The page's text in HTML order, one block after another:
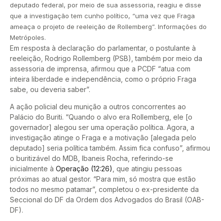
deputado federal, por meio de sua assessoria, reagiu e disse
que a investigação tem cunho político, “uma vez que Fraga
ameaça o projeto de reeleição de Rollemberg”. Informações do
Metrópoles.
Em resposta à declaração do parlamentar, o postulante à
reeleição, Rodrigo Rollemberg (PSB), também por meio da
assessoria de imprensa, afirmou que a PCDF “atua com
inteira liberdade e independência, como o próprio Fraga
sabe, ou deveria saber”.
A ação policial deu munição a outros concorrentes ao
Palácio do Buriti. “Quando o alvo era Rollemberg, ele [o
governador] alegou ser uma operação política. Agora, a
investigação atinge o Fraga e a motivação [alegada pelo
deputado] seria política também. Assim fica confuso”, afirmou
o buritizável do MDB, Ibaneis Rocha, referindo-se
inicialmente à Operação (12:26) , que atingiu pessoas
próximas ao atual gestor. “Para mim, só mostra que estão
todos no mesmo patamar”, completou o ex-presidente da
Seccional do DF da Ordem dos Advogados do Brasil (OAB-
DF).